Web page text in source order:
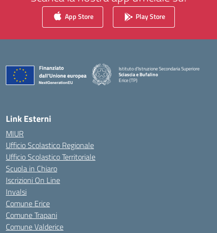
App Store Play Store
Istituto d'Istruzione Secondaria Superiore
Sciascia e Bufalino
Erice (TP)
Link Esterni
MIUR
Ufficio Scolastico Regionale
Ufficio Scolastico Territoriale
Scuola in Chiaro
Iscrizioni On Line
Invalsi
Comune Erice
Comune Trapani
Comune Valderice